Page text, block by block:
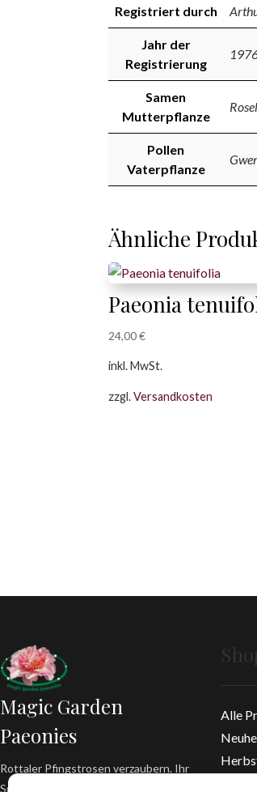
Registriert durch
Jahr der
Registrierung
Samen
Mutterpflanze
Pollen
Vaterpflanze
Ähnliche
Paeonia
24,00€
inkl. MwSt.
zzgl.Versandkosten
Magic Garden
Paeonies
Rottaler Pfingstrosen verzaubern. Ihr
Spezialist für Strauch-, Stauden- und
Alle